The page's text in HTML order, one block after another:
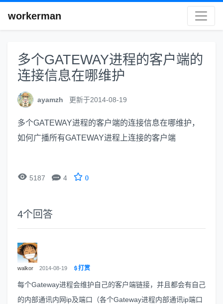
workerman
多个GATEWAY进程的客户端的
连接信息在哪维护
ayamzh 更新于2014-08-19
多个GATEWAY进程的客户端的连接信息在哪维护，
如何广播所有GATEWAY进程上连接的客户端
 5187  4 0
4个回答
walkor 2014-08-19 打赏
每个Gateway进程会维护自己的客户端链接，并且都会有自己
的内部通讯内网ip及端口（各个Gateway进程内部通讯ip端口